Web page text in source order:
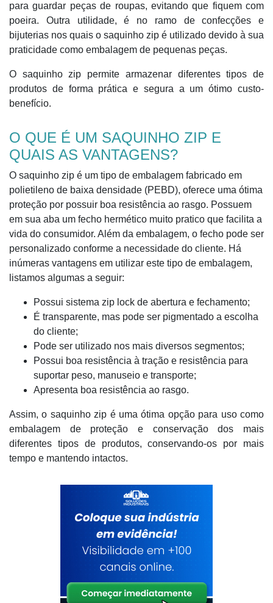
para guardar peças de roupas, evitando que fiquem com
poeira. Outra utilidade, é no ramo de confecções e
bijuterias nos quais o saquinho zip é utilizado devido à sua
praticidade como embalagem de pequenas peças.
O saquinho zip permite armazenar diferentes tipos de
produtos de forma prática e segura a um ótimo custo-
benefício.
O QUE É UM SAQUINHO ZIP E
QUAIS AS VANTAGENS?
O saquinho zip é um tipo de embalagem fabricado em
polietileno de baixa densidade (PEBD), oferece uma ótima
proteção por possuir boa resistência ao rasgo. Possuem
em sua aba um fecho hermético muito pratico que facilita a
vida do consumidor. Além da embalagem, o fecho pode ser
personalizado conforme a necessidade do cliente. Há
inúmeras vantagens em utilizar este tipo de embalagem,
listamos algumas a seguir:
Possui sistema zip lock de abertura e fechamento;
É transparente, mas pode ser pigmentado a escolha
do cliente;
Pode ser utilizado nos mais diversos segmentos;
Possui boa resistência à tração e resistência para
suportar peso, manuseio e transporte;
Apresenta boa resistência ao rasgo.
Assim, o saquinho zip é uma ótima opção para uso como
embalagem de proteção e conservação dos mais
diferentes tipos de produtos, conservando-os por mais
tempo e mantendo intactos.